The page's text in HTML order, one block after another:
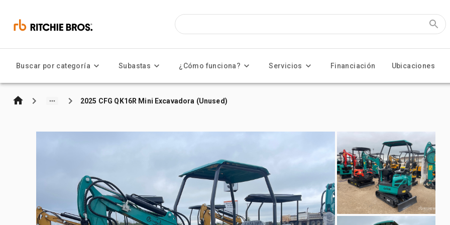
Buscar por categoría Subastas ¿Cómo funciona? Servicios Financiación Ubicaciones
2025 CFG QK16R Mini Excavadora (Unused)